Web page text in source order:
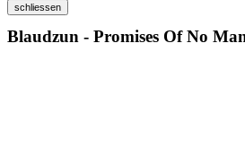
Blaudzun - Promises Of No